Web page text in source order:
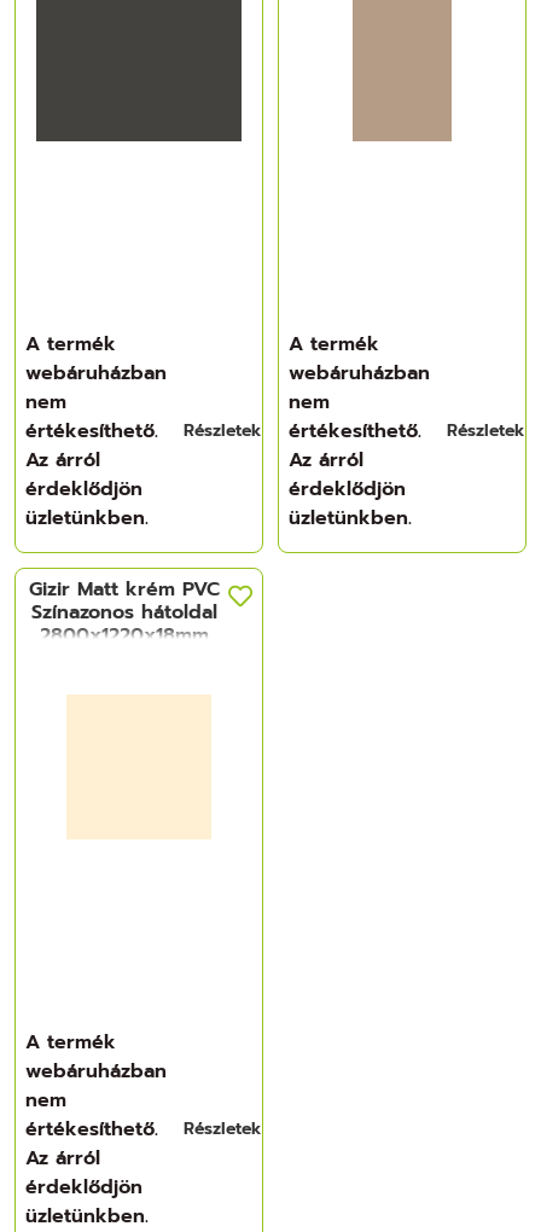
A termék
webáruházban
nem
értékesíthető.
Az árról
érdeklődjön
üzletünkben.
Részletek
A termék
webáruházban
nem
értékesíthető.
Az árról
érdeklődjön
üzletünkben.
Részletek
Gizir Matt krém PVC
Színazonos hátoldal
2800x1220x18mm
A termék
webáruházban
nem
értékesíthető.
Az árról
érdeklődjön
üzletünkben.
Részletek